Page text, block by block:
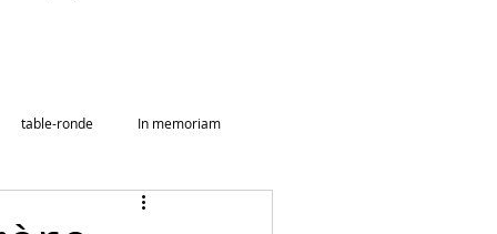
table-ronde In memoriam